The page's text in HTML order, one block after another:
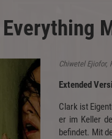
Chiwetel Ejiofor,
Extended
Clark ist
er im Keller
befindet. Mit